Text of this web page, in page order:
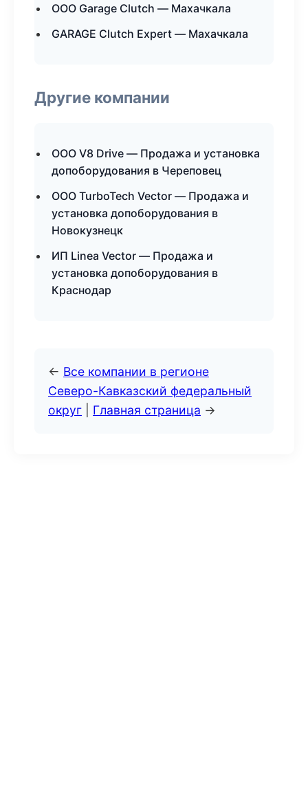
ООО Garage Clutch — Махачкала
GARAGE Clutch Expert — Махачкала
Другие компании
ООО V8 Drive — Продажа и установка
допоборудования в Череповец
ООО TurboTech Vector — Продажа и
установка допоборудования в
Новокузнецк
ИП Linea Vector — Продажа и
установка допоборудования в
Краснодар
← Все компании в регионе
Северо-Кавказский федеральный
округ
Главная страница →